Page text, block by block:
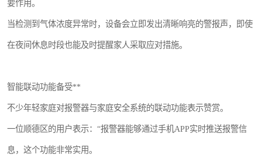
要作用。
当检测到气体浓度异常时，设备会立即发出清晰响亮的警报声，即使
在夜间休息时段也能及时提醒家人采取应对措施。
智能联动功能备受**
不少年轻家庭对报警器与家庭安全系统的联动功能表示赞赏。
一位顺德区的用户表示：“报警器能够通过手机APP实时推送报警信
息，这个功能非常实用。